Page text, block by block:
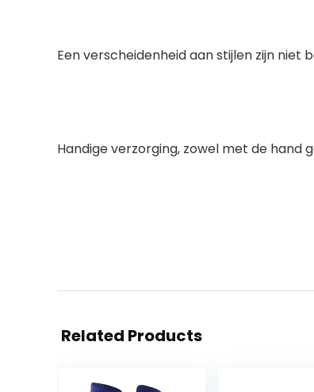
Een verscheidenheid aan stijlen zijn
Handige verzorging, zowel met de hand
Related Products